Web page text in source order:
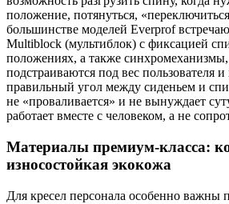
положение, потянуться,
большинстве моделей Everprof
Multiblock (мультиблок) с фиксацией
положениях, а также
подстраиваются под вес пользователя
правильный угол между сиденьем и
не «проваливается» и не вынуждает
работает вместе с человеком, а не
Материалы премиум-класса:
износостойкая экокожа
Для кресел персонала особенно важны